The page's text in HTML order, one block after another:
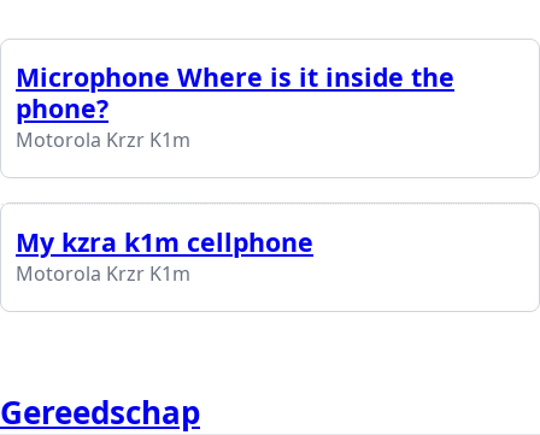
Microphone Where is it inside the
phone?
Motorola Krzr K1m
My kzra k1m cellphone
Motorola Krzr K1m
Gereedschap